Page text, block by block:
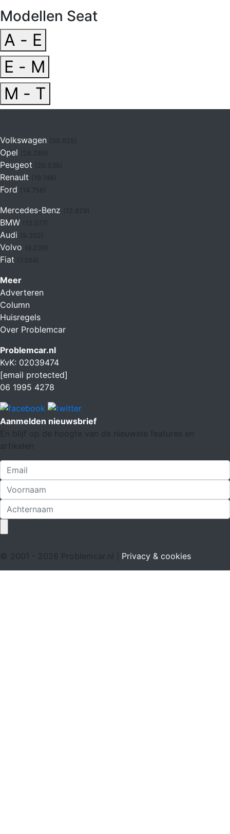
Modellen Seat
A - E
E - M
M - T
Volkswagen (30.625)
Opel
Peugeot (20.536)
Renault (19.746)
Ford (14.756)
Mercedes-Benz
BMW
Audi
Volvo
Fiat (7.264)
Meer
Adverteren
Column
Huisregels
Over Problemcar
Problemcar.nl
KvK: 02039474
[email protected]
06 1995 4278
Aanmelden nieuwsbrief
En blijf op de hoogte van de nieuwste features en
artikelen
© 2001 - 2026 Problemcar.nl | Privacy & cookies